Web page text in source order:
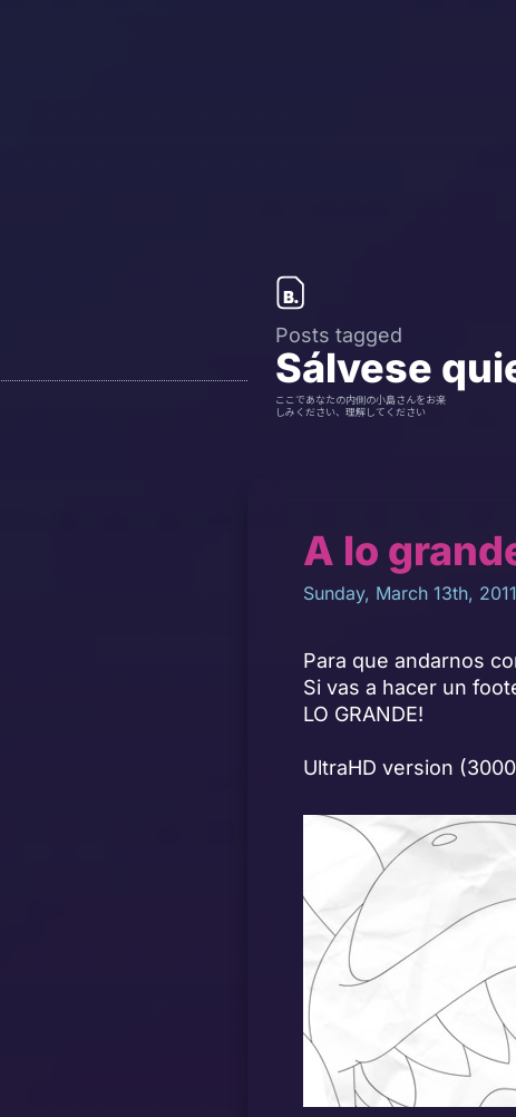
Posts tagged
Sálvese
ここであなたの内側の小島さんをお楽
しみください、理解してください
A lo
Sunday, March 13th, 2011
Para que andarnos
Si vas a hacer un
LO GRANDE!
UltraHD version